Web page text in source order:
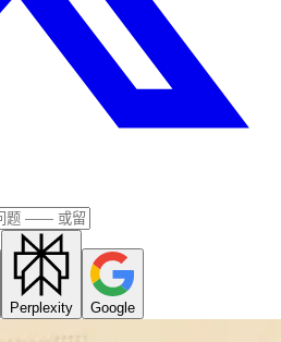
Perplexity Google